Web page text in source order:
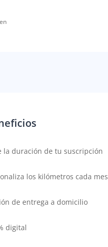
la duración de tu suscripción
los kilómetros cada mes
de entrega a domicilio
digital